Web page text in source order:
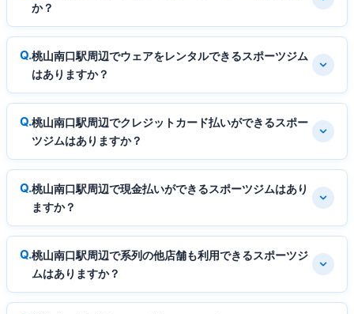
か？
桃山南口駅周辺でウェアをレンタルできるスポーツジム
はありますか？
桃山南口駅周辺でクレジットカード払いができるスポー
ツジムはありますか？
桃山南口駅周辺で現金払いができるスポーツジムはあり
ますか？
桃山南口駅周辺で系列の他店舗も利用できるスポーツジ
ムはありますか？